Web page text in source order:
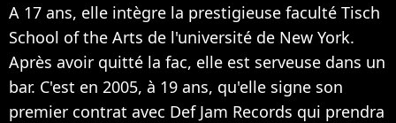
A 17 ans, elle intègre la prestigieuse faculté Tisch
School of the Arts de l'université de New York.
Après avoir quitté la fac, elle est serveuse dans un
bar. C'est en 2005, à 19 ans, qu'elle signe son
premier contrat avec Def Jam Records qui prendra